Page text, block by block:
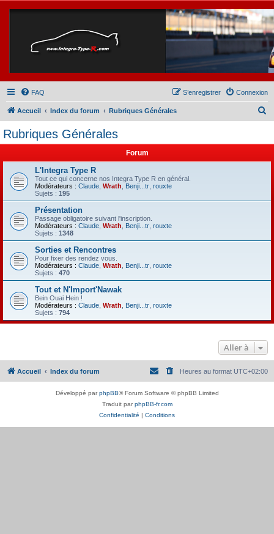
FAQ Connexion
S’enregistrer
Accueil Index du forum Rubriques Générales
r
Rubriques Générales
Forum
L'Integra Type R
Tout ce qui concerne nos Integra Type R en général.
Modérateurs : Claude Wrath Benji...tr rouxte
Sujets : 195
Présentation
Passage obligatoire suivant l'inscription.
Modérateurs : Claude Wrath Benji...tr rouxte
Sujets : 1348
Sorties et Rencontres
Pour fixer des rendez vous.
Modérateurs : Claude Wrath Benji...tr rouxte
Sujets : 470
Tout et N'Import'Nawak
Bein Ouai Hein !
Modérateurs : Claude Wrath Benji...tr rouxte
Sujets : 794
Aller à
Accueil Index du forum Heures au format UTC+02:00
Développé parphpBB® Forum Software © phpBB Limited
Traduit parphpBB-fr.com
Confidentialité | Conditions